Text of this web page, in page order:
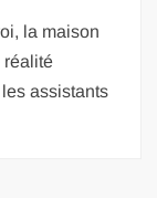
la maison
réalité
assistants